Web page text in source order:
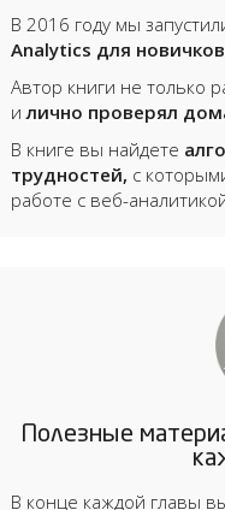
В 2016 году мы
Analytics для
Автор книги не только
илично проверял
В книге вы найдете
трудностей, с
работе с веб-
Полезные
В конце каждой главы